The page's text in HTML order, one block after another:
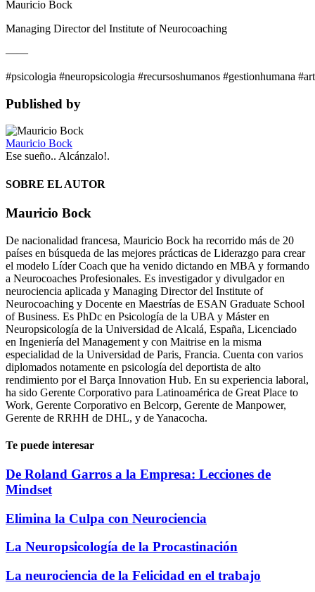
Mauricio Bock
Managing Director del Institute of Neurocoaching
——
#psicologia #neuropsicologia #recursoshumanos #gestionhumana
Published by
Mauricio Bock
Ese sueño.. Alcánzalo!.
SOBRE EL AUTOR
Mauricio Bock
De nacionalidad francesa, Mauricio Bock ha recorrido más de 20
países en búsqueda de las mejores prácticas de Liderazgo para crear
el modelo Líder Coach que ha venido dictando en MBA y formando
a Neurocoaches Profesionales. Es investigador y divulgador en
neurociencia aplicada y Managing Director del Institute of
Neurocoaching y Docente en Maestrías de ESAN Graduate School
of Business. Es PhDc en Psicología de la UBA y Máster en
Neuropsicología de la Universidad de Alcalá, España, Licenciado
en Ingeniería del Management y con Maitrise en la misma
especialidad de la Universidad de Paris, Francia. Cuenta con varios
diplomados notamente en psicología del deportista de alto
rendimiento por el Barça Innovation Hub. En su experiencia laboral,
ha sido Gerente Corporativo para Latinoamérica de Great Place to
Work, Gerente Corporativo en Belcorp, Gerente de Manpower,
Gerente de RRHH de DHL, y de Yanacocha.
Te puede interesar
De Roland Garros a la Empresa: Lecciones de
Mindset
Elimina la Culpa con Neurociencia
La Neuropsicología de la Procastinación
La neurociencia de la Felicidad en el trabajo